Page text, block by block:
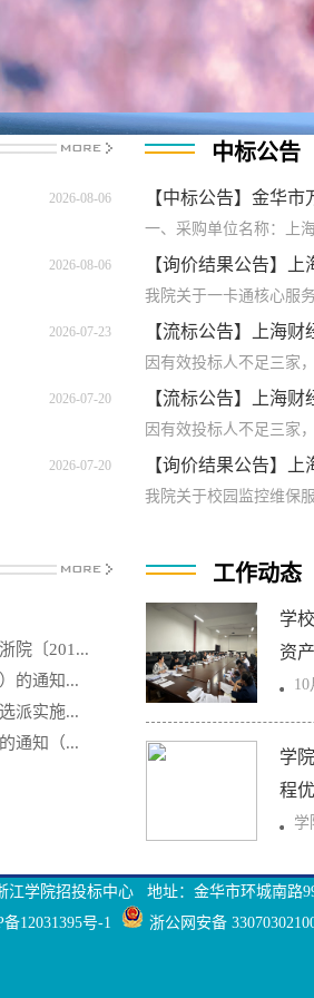
2026-08-06
2026-08-06
2026-07-23
2026-07-20
2026-07-20
中标公告
【中标公告】金华
一、采购单位名称：上
【询价结果公告】
我院关于一卡通核心服
【流标公告】上海
因有效投标人不足三家
【流标公告】上海
因有效投标人不足三家
【询价结果公告】
我院关于校园监控维保
院〔201...
的通知...
派实施...
通知（...
工作动态
学
资
学
程
学
江学院招投标中心 地址：金华市环城南路
备12031395号-1 浙公网安备